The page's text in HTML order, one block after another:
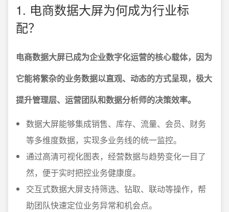
1. 电商数据大屏为何成为行业标
配？
电商数据大屏已成为企业数字化运营的核心载体，因为
它能将繁杂的业务数据以直观、动态的方式呈现，极大
提升管理层、运营团队和数据分析师的决策效率。
数据大屏能够集成销售、库存、流量、会员、财务
等多维度数据，实现多业务线的统一监控。
通过高清可视化图表，经营数据与趋势变化一目了
然，便于实时把控业务健康度。
交互式数据大屏支持筛选、钻取、联动等操作，帮
助团队快速定位业务异常和机会点。